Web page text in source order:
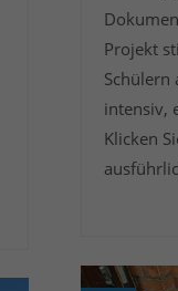
Projekt
Schülern
intensiv,
Klicken